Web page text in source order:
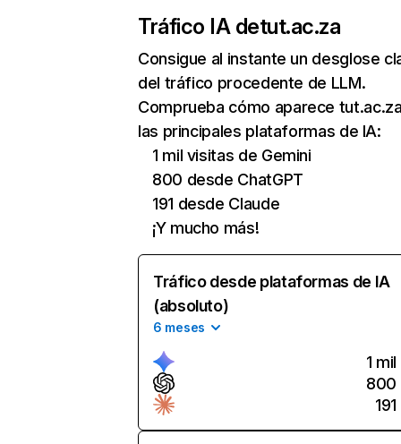
Tráfico IA detut.ac.za
Consigue al instante un desglose
del tráfico procedente de LLM.
Comprueba cómo aparece
las principales plataformas de IA:
1 mil visitas de Gemini
800 desde ChatGPT
191 desde Claude
¡Y mucho más!
Tráfico desde plataformas de IA
(absoluto)
6 meses
1 mil
800
191